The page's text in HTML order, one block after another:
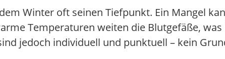
Winter oft seinen Tiefpunkt. Ein Mangel
Temperaturen weiten die Blutgefäße, was
jedoch individuell und punktuell – kein